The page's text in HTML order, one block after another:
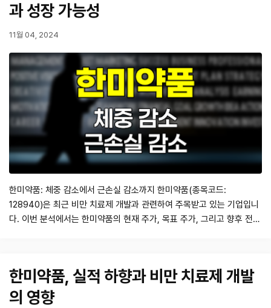
과 성장 가능성
11월 04, 2024
한미약품: 체중 감소에서 근손실 감소까지 한미약품(종목코드:
128940)은 최근 비만 치료제 개발과 관련하여 주목받고 있는 기업입니
다. 이번 분석에서는 한미약품의 현재 주가, 목표 주가, 그리고 향후 전망
재 한미약품의 주…
한미약품, 실적 하향과 비만 치료제 개발
의 영향